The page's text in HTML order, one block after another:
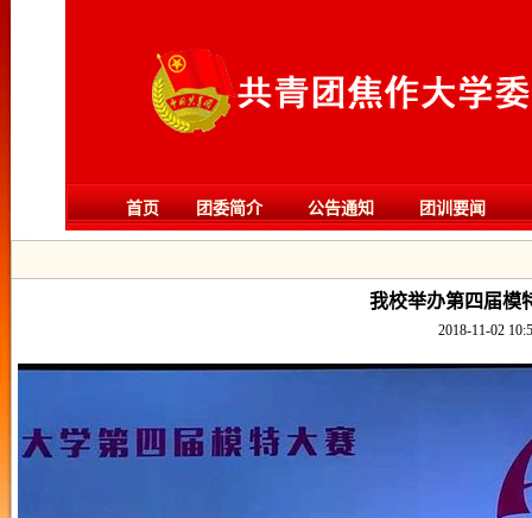
首页 团委简介 公告通知 团训要闻
我校举办第四届模
2018-11-02